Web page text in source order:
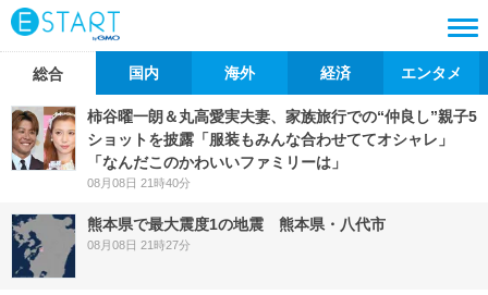
総合 国内 海外 経済 エンタメ
柿谷曜一朗＆丸高愛実夫妻、家族旅行での“仲良し”親子5
ショットを披露「服装もみんな合わせててオシャレ」
「なんだこのかわいいファミリーは」
08月08日 21時40分
熊本県で最大震度1の地震 熊本県・八代市
08月08日 21時27分